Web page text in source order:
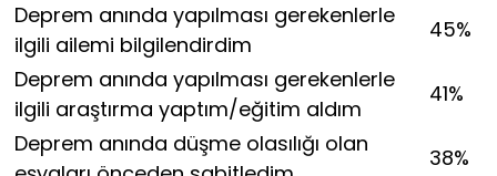
Deprem anında yapılması gerekenlerle
ilgili ailemi bilgilendirdim
45%
Deprem anında yapılması gerekenlerle
ilgili araştırma yaptım/eğitim aldım
41%
Deprem anında düşme olasılığı olan
38%